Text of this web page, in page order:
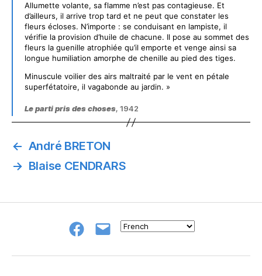
Allumette volante, sa flamme n’est pas contagieuse. Et
d’ailleurs, il arrive trop tard et ne peut que constater les
fleurs écloses. N’importe : se conduisant en lampiste, il
vérifie la provision d’huile de chacune. Il pose au sommet des
fleurs la guenille atrophiée qu’il emporte et venge ainsi sa
longue humiliation amorphe de chenille au pied des tiges.
Minuscule voilier des airs maltraité par le vent en pétale
superfétatoire, il vagabonde au jardin. »
Le parti pris des choses, 1942
← André BRETON
→ Blaise CENDRARS
Groupe
NeL
E-
à